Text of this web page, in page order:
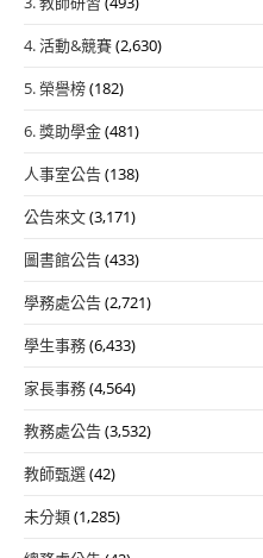
4. 活動&競賽(2,630)
5. 榮譽榜(182)
6. 獎助學金(481)
人事室公告(138)
公告來文(3,171)
圖書館公告(433)
學務處公告(2,721)
學生事務(6,433)
家長事務(4,564)
教務處公告(3,532)
教師甄選(42)
未分類(1,285)